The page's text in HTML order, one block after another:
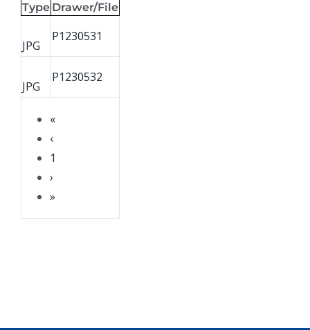
Type Drawer/File
«
‹
1
›
»
JPG
P1230531
JPG
P1230532